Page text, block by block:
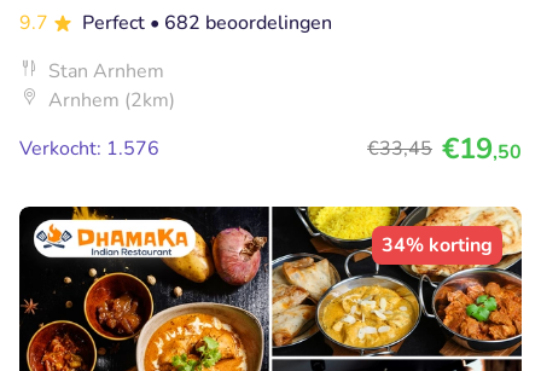
9.7
Perfect • 682 beoordelingen
Stan Arnhem
Arnhem (2km)
Verkocht: 1.576
€33,45 €19,50
34% korting